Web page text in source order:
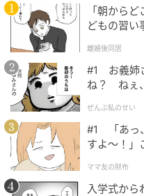
「私自身は宮崎出身、
で、家族がリラックス
グ』のような空気感に。
合わせて、ドレス衣装も
ックな長袖のウェディン
垢。そして最後はガラリ
したデザインでヘルシ
後の自分を知っている家
りきっていなくて、ぷに
れている隙を突いて、最
「朝から
どもの習い
離婚後同居
#1 お義姉
ね？ ねぇ
ぜんぶ私のせい
#1 「あっ
すよ〜！」
ママ友の財布
入学式から